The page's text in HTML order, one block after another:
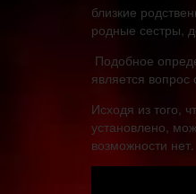
близкие
родные сестры,
Подобное
является
Исходя из того,
установлено,
возможности нет.